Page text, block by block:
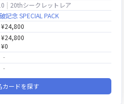
20thシークレットレア
記念 SPECIAL PACK
¥24,800
¥24,800
¥0
‐
‐
カードを探す